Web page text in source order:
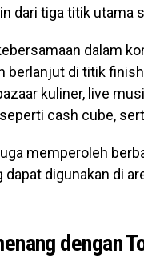
dari tiga titik utama
dalam
berlanjut di titik
kuliner, live
cash cube,
memperoleh
digunakan di
dengan